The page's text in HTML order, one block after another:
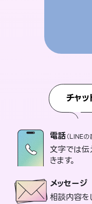
チャ
電話（LINEの
文字では伝
きます。
メッセージ
相談内容を